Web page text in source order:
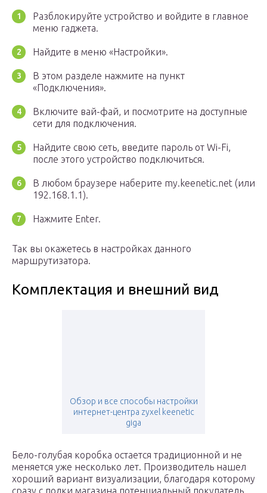
Разблокируйте устройство и войдите в главное
меню гаджета.
Найдите в меню «Настройки».
В этом разделе нажмите на пункт
«Подключения».
Включите вай-фай, и посмотрите на доступные
сети для подключения.
Найдите свою сеть, введите пароль от Wi-Fi,
после этого устройство подключиться.
В любом браузере наберите my.keenetic.net (или
192.168.1.1).
Нажмите Enter.
Так вы окажетесь в настройках данного
маршрутизатора.
Комплектация и внешний вид
Обзор и все способы настройки
интернет-центра zyxel keenetic
giga
Бело-голубая коробка остается традиционной и не
меняется уже несколько лет. Производитель нашел
хороший вариант визуализации, благодаря которому
сразу с полки магазина потенциальный покупатель